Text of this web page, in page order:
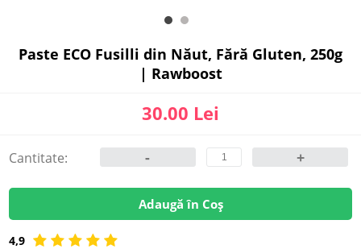
4,9
Paste ECO Fusilli din Năut, Fără Gluten, 250g
| Rawboost
30.00 Lei
Cantitate: - +
Adaugă în Coș